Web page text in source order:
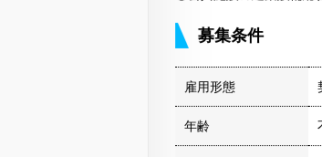
募集条件
雇用形態
年齢